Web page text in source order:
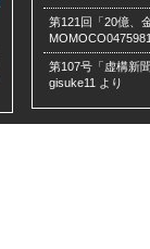
第121回「20億、
第107号「虚構新
gisuke11 より